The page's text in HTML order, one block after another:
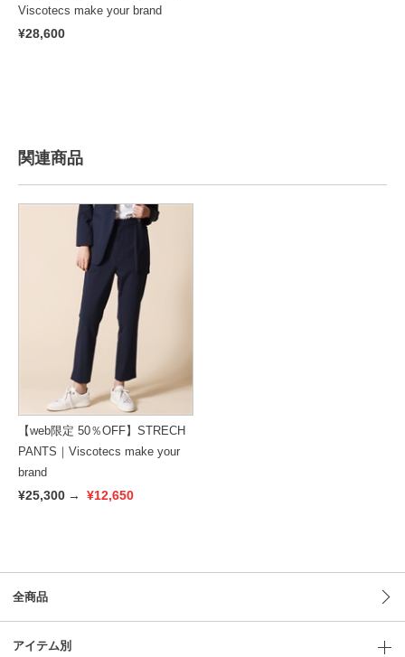
Viscotecs make your brand
¥28,600
関連商品
【web限定 50％OFF】STRECH
PANTS｜Viscotecs make your
brand
¥25,300 → ¥12,650
全商品
アイテム別